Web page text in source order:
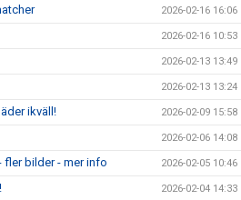
2026-02-16 16:06
2026-02-16 10:53
2026-02-13 13:49
2026-02-13 13:24
ikväll! 2026-02-09 15:58
2026-02-06 14:08
bilder - mer info 2026-02-05 10:46
2026-02-04 14:33